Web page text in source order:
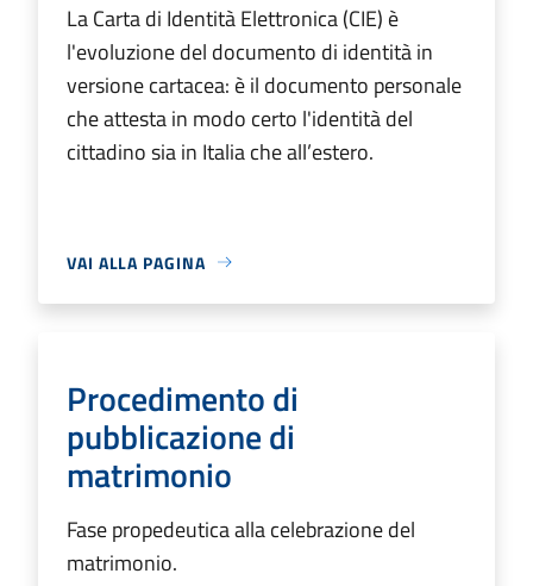
La Carta di Identità Elettronica (CIE) è
l'evoluzione del documento di identità in
versione cartacea: è il documento personale
che attesta in modo certo l'identità del
cittadino sia in Italia che all’estero.
VAI ALLA PAGINA
Procedimento di
pubblicazione di
matrimonio
Fase propedeutica alla celebrazione del
matrimonio.